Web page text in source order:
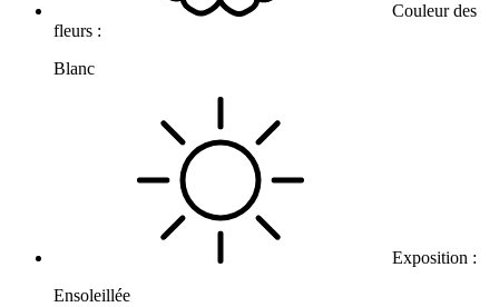
Couleur des
fleurs :
Blanc
Exposition :
Ensoleillée